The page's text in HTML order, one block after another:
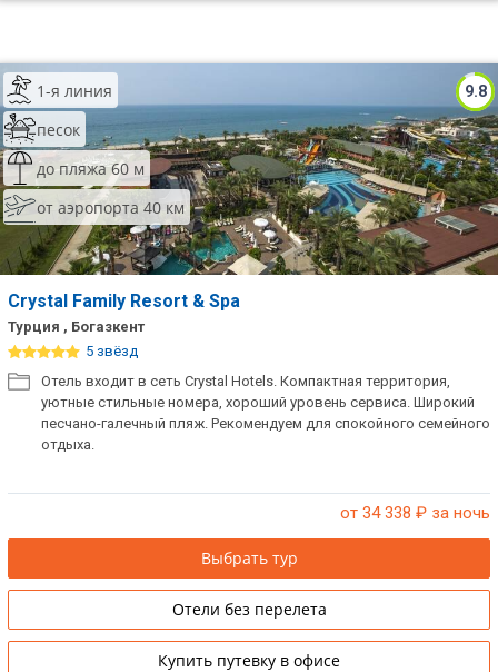
9.8
1-я линия
песок
до пляжа 60 м
от аэропорта 40 км
Crystal Family Resort & Spa
Турция , Богазкент
5 звёзд
Отель входит в сеть Crystal Hotels. Компактная территория,
уютные стильные номера, хороший уровень сервиса. Широкий
песчано-галечный пляж. Рекомендуем для спокойного семейного
отдыха.
от 34 338 ₽ за ночь
Выбрать тур
Отели без перелета
Купить путевку в офисе